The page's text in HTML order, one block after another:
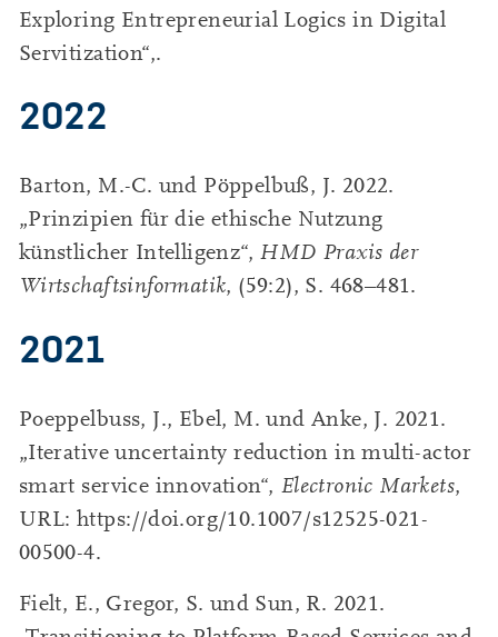
Exploring Entrepreneurial Logics in Digital
Servitization“,.
2022
Barton, M.-C. und Pöppelbuß, J. 2022.
„Prinzipien für die ethische Nutzung
künstlicher Intelligenz“, HMD Praxis der
Wirtschaftsinformatik, (59:2), S. 468–481.
2021
Poeppelbuss, J., Ebel, M. und Anke, J. 2021.
„Iterative uncertainty reduction in multi-actor
smart service innovation“, Electronic Markets,
URL: https://doi.org/10.1007/s12525-021-
00500-4.
Fielt, E., Gregor, S. und Sun, R. 2021.